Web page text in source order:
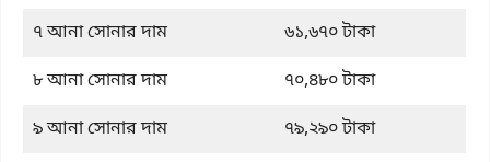
৭ আনা সোনার দাম
৬১,৬৭০ টাকা
৮ আনা সোনার দাম
৭০,৪৮০ টাকা
৯ আনা সোনার দাম
৭৯,২৯০ টাকা